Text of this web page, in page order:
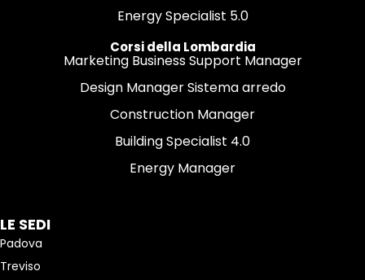
Energy Specialist 5.0
Corsi della Lombardia
Marketing Business Support Manager
Design Manager Sistema arredo
Construction Manager
Building Specialist 4.0
Energy Manager
LE SEDI
Padova
Treviso